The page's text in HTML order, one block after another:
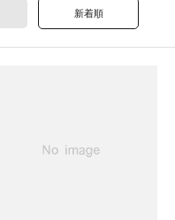
新着順